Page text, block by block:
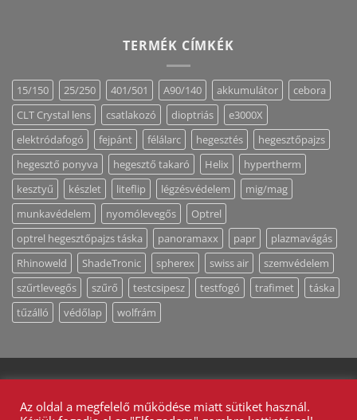
TERMÉK CÍMKÉK
15/150 25/250 401/501 A90/140 akkumulátor
cebora
CLT Crystal lens
csatlakozó dioptriás
e3000X
elektródafogó
fejpánt félálarc hegesztés
hegesztőpajzs
hegesztő ponyva
hegesztő takaró Helix
hypertherm
kesztyű
készlet liteflip légzésvédelem
mig/mag
munkavédelem
nyomólevegős
Optrel
optrel hegesztőpajzs táska
panoramaxx papr
plazmavágás
Rhinoweld
ShadeTronic spherex swiss air
szemvédelem
szűrtlevegős
szűrő testcsipesz testfogó trafimet
táska
tűzálló
védőlap wolfrám
KAPCSOLAT / AJÁNLATKÉRÉS
Az oldal a megfelelő működése miatt sütiket használ.